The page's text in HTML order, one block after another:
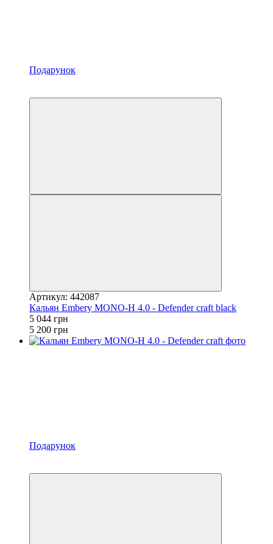
Подарунок
Артикул: 442087
Кальян Embery MONO-H 4.0 - Defender craft black
5 044 грн
5 200 грн
Подарунок